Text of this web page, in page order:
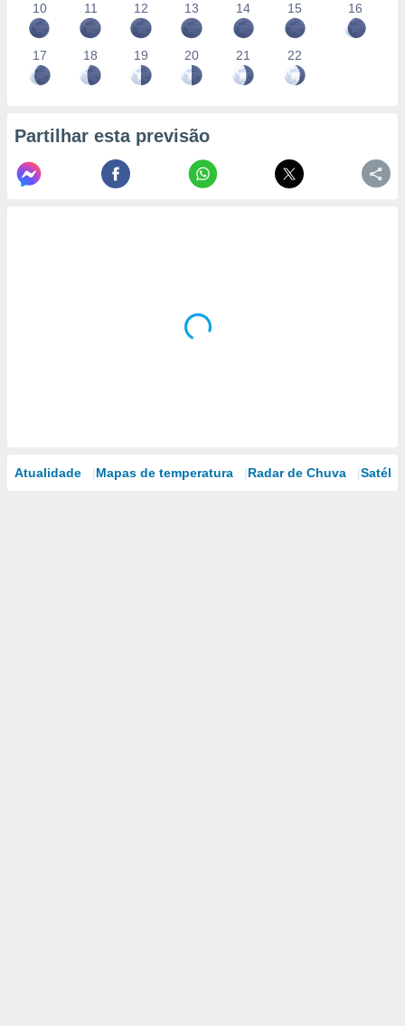
10 11 12 13 14 15 16
17 18 19 20 21 22
Partilhar esta previsão
Atualidade Mapas de temperatura Radar de Chuva